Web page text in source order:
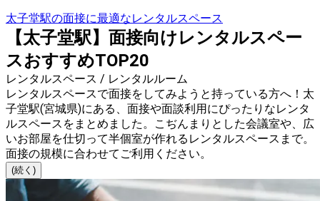
太子堂駅の面接に最適なレンタルスペース
【太子堂駅】面接向けレンタルスペー
スおすすめTOP20
レンタルスペース / レンタルルーム
レンタルスペースで面接をしてみようと持っている方へ！太
子堂駅(宮城県)にある、面接や面談利用にぴったりなレンタ
ルスペースをまとめました。こぢんまりとした会議室や、広
いお部屋を仕切って半個室が作れるレンタルスペースまで。
面接の規模に合わせてご利用ください。
(続く)